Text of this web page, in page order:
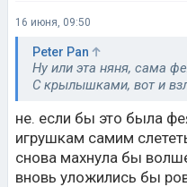
16 июня, 09:50
Peter Pan
Ну или эта няня, сама
С крылышками, вот и
не. если бы это была
игрушкам самим
снова махнула бы
вновь уложились бы